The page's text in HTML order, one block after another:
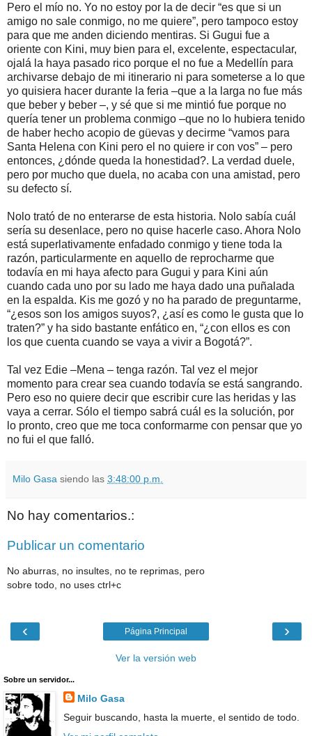
Pero el mío no. Yo no estoy por la de decir “es que si un
amigo no sale conmigo, no me quiere”, pero tampoco estoy
para que me anden diciendo mentiras. Si Gugui fue a
oriente con Kini, muy bien para el, excelente, espectacular,
ojalá la haya pasado rico porque el no fue a Medellín para
archivarse debajo de mi itinerario ni para someterse a lo que
yo quisiera hacer durante la feria –que a la larga no fue más
que beber y beber –, y sé que si me mintió fue porque no
quería tener un problema conmigo –que no lo hubiera tenido
de haber hecho acopio de güevas y decirme “vamos para
Santa Helena con Kini pero el no quiere ir con vos” – pero
entonces, ¿dónde queda la honestidad?. La verdad duele,
pero por mucho que duela, no acaba con una amistad, pero
su defecto sí.
Nolo trató de no enterarse de esta historia. Nolo sabía cuál
sería su desenlace, pero no quise hacerle caso. Ahora Nolo
está superlativamente enfadado conmigo y tiene toda la
razón, particularmente en aquello de reprocharme que
todavía en mi haya afecto para Gugui y para Kini aún
cuando cada uno por su lado me haya dado una puñalada
en la espalda. Kis me gozó y no ha parado de preguntarme,
“¿esos son los amigos suyos?, ¿así es como le gusta que lo
traten?” y ha sido bastante enfático en, “¿con ellos es con
los que cuenta cuando se vaya a vivir a Bogotá?”.
Tal vez Edie –Mena – tenga razón. Tal vez el mejor
momento para crear sea cuando todavía se está sangrando.
Pero eso no quiere decir que escribir cure las heridas y las
vaya a cerrar. Sólo el tiempo sabrá cuál es la solución, por
lo pronto, creo que me toca conformarme con pensar que yo
no fui el que falló.
Milo Gasa siendo las 3:48:00 p.m.
No hay comentarios.:
Publicar un comentario
No aburras, no insultes, no te reprimas, pero
sobre todo, no uses ctrl+c
‹ ›
Página Principal
Ver la versión web
Sobre un servidor...
Milo Gasa
Seguir buscando, hasta la muerte, el sentido de todo.